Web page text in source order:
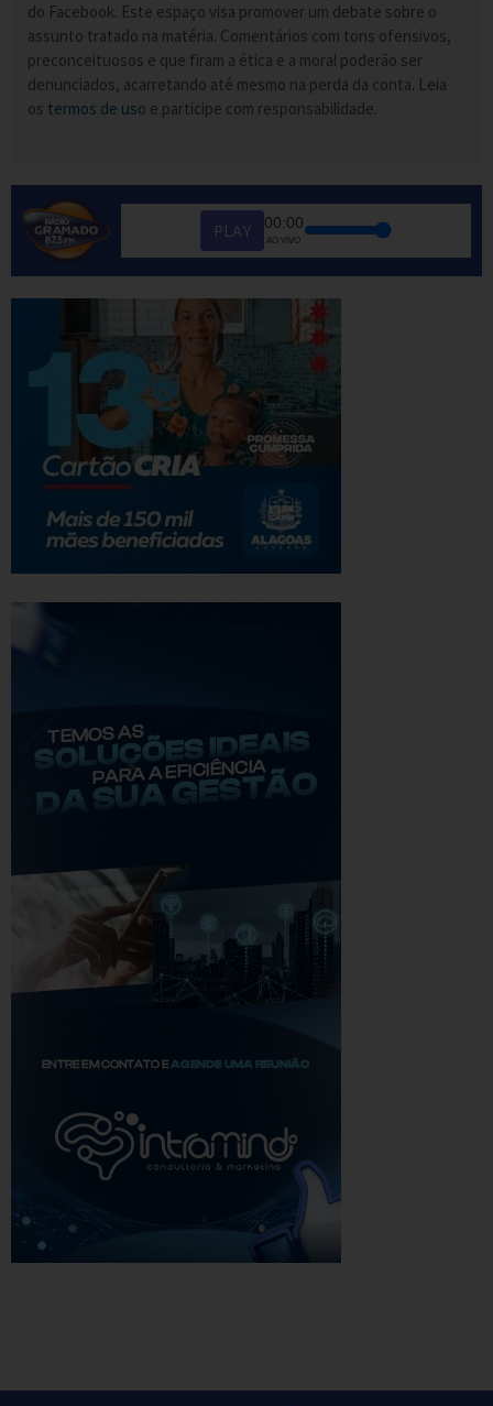
do Facebook. Este espaço visa promover um debate sobre o
assunto tratado na matéria. Comentários com tons ofensivos,
preconceituosos e que firam a ética e a moral poderão ser
denunciados, acarretando até mesmo na perda da conta. Leia
os termos de uso e participe com responsabilidade.
PLAY 00:00
AO VIVO